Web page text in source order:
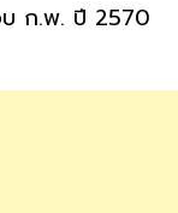
บ ก.พ. ปี 2570